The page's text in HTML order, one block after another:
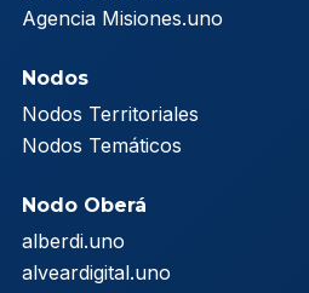
Agencia Misiones.uno
Nodos
Nodos Territoriales
Nodos Temáticos
Nodo Oberá
alberdi.uno
alveardigital.uno